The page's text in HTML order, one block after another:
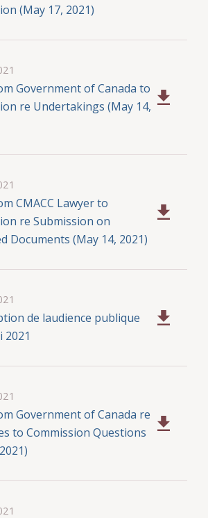
(May 17, 2021)
Government of Canada to
re Undertakings (May 14,
CMACC Lawyer to
re Submission on
Documents (May 14, 2021)
de laudience publique
2021
Government of Canada re
to Commission Questions